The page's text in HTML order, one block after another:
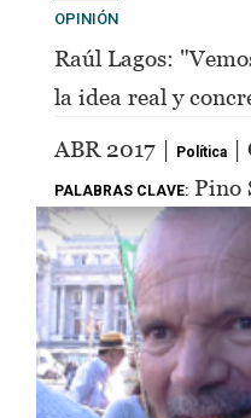
OPINIÓN
Raúl Lagos:
la idea real y
Perón"
ABR 2017 | Política |
PALABRAS CLAVE: Pino